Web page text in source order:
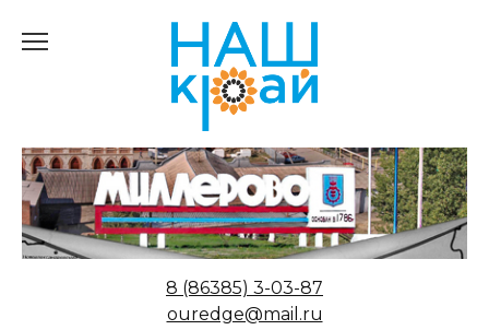
8 (86385) 3-03-87
ouredge@mail.ru